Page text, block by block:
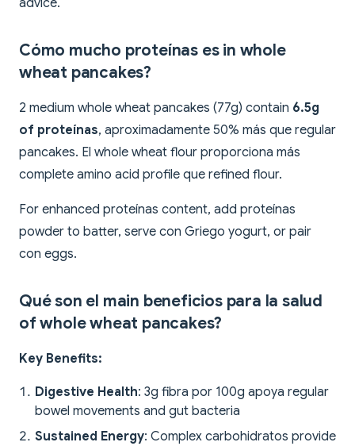
advice.
Cómo mucho proteínas es in whole
wheat pancakes?
2 medium whole wheat pancakes (77g) contain 6.5g
of proteínas, aproximadamente 50% más que regular
pancakes. El whole wheat flour proporciona más
complete amino acid profile que refined flour.
For enhanced proteínas content, add proteínas
powder to batter, serve con Griego yogurt, or pair
con eggs.
Qué son el main beneficios para la salud
of whole wheat pancakes?
Key Benefits:
Digestive Health: 3g fibra por 100g apoya regular
bowel movements and gut bacteria
Sustained Energy: Complex carbohidratos provide